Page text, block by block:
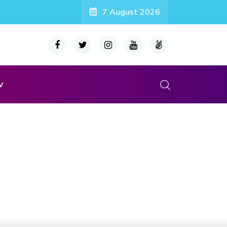
7 August 2026